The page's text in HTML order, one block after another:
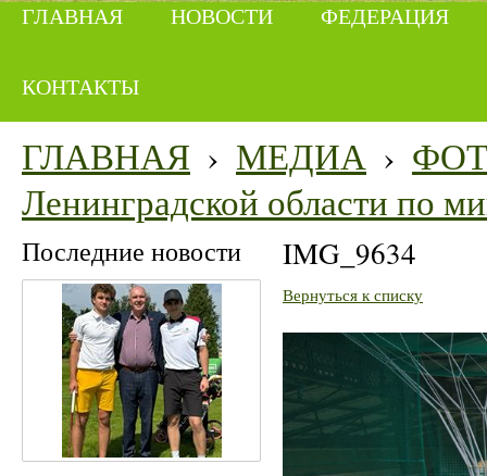
ГЛАВНАЯ НОВОСТИ ФЕДЕРАЦИЯ
КОНТАКТЫ
ГЛАВНАЯ › МЕДИА ›
Ленинградской области по
Последние новости IMG_9634
Вернуться к списку